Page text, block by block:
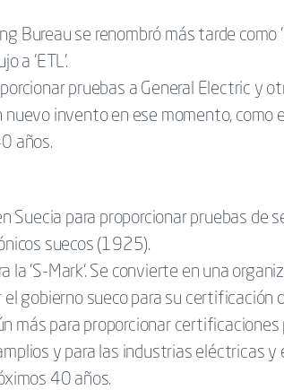
Bureau se renombró más tarde
a 'ETL'.
pruebas a General Electric y
nuevo invento en ese momento, como
años.
Suecia para proporcionar pruebas de
suecos (1925).
la 'S-Mark'. Se convierte en una
el gobierno sueco para su certificación
más para proporcionar
y para las industrias eléctricas
40 años.